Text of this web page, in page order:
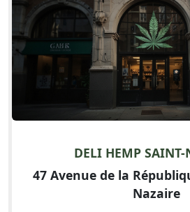
DELI HEMP SAINT-
47 Avenue de la
Nazaire